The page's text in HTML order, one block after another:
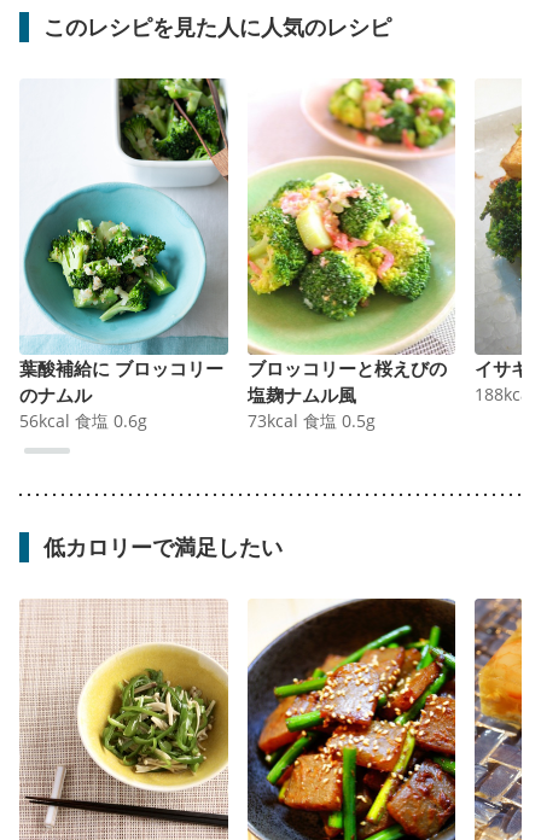
このレシピを見た人に人気のレシピ
葉酸補給に ブロッコリー
のナムル
56kcal 食塩 0.6g
ブロッコリーと桜えびの
塩麹ナムル風
73kcal 食塩 0.5g
イサキ
188kcal
低カロリーで満足したい